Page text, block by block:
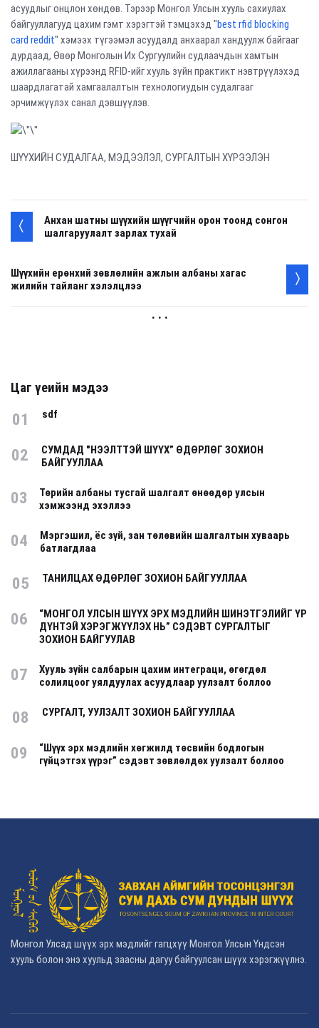
асуудлыг онцлон хөндөв. Тэрээр Монгол Улсын хууль сахиулах
байгууллагууд цахим гэмт хэрэгтэй тэмцэхэд "best rfid blocking
card reddit" хэмээх түгээмэл асуудалд анхаарал хандуулж байгааг
дурдаад, Өвөр Монголын Их Сургуулийн судлаачдын хамтын
ажиллагааны хүрээнд RFID-ийг хууль зүйн практикт нэвтрүүлэхэд
шаардлагатай хамгаалалтын технологиудын судалгааг
эрчимжүүлэх санал дэвшүүлэв.
ШҮҮХИЙН СУДАЛГАА, МЭДЭЭЛЭЛ, СУРГАЛТЫН ХҮРЭЭЛЭН
Анхан шатны шүүхийн шүүгчийн орон тоонд сонгон
шалгаруулалт зарлах тухай
Шүүхийн ерөнхий зөвлөлийн ажлын албаны хагас
жилийн тайланг хэлэлцлээ
. . .
Цаг үеийн мэдээ
01 sdf
02
СУМДАД "НЭЭЛТТЭЙ ШҮҮХ” ӨДӨРЛӨГ ЗОХИОН
БАЙГУУЛЛАА
03
Төрийн албаны тусгай шалгалт өнөөдөр улсын
хэмжээнд эхэллээ
04
Мэргэшил, ёс зүй, зан төлөвийн шалгалтын хуваарь
батлагдлаа
05 ТАНИЛЦАХ ӨДӨРЛӨГ ЗОХИОН БАЙГУУЛЛАА
06
“МОНГОЛ УЛСЫН ШҮҮХ ЭРХ МЭДЛИЙН ШИНЭТГЭЛИЙГ ҮР
ДҮНТЭЙ ХЭРЭГЖҮҮЛЭХ НЬ” СЭДЭВТ СУРГАЛТЫГ
ЗОХИОН БАЙГУУЛАВ
07
Хууль зүйн салбарын цахим интеграци, өгөгдөл
солилцоог уялдуулах асуудлаар уулзалт боллоо
08 СУРГАЛТ, УУЛЗАЛТ ЗОХИОН БАЙГУУЛЛАА
09
“Шүүх эрх мэдлийн хөгжилд төсвийн бодлогын
гүйцэтгэх үүрэг” сэдэвт зөвлөлдөх уулзалт боллоо
Монгол Улсад шүүх эрх мэдлийг гагцхүү Монгол Улсын Үндсэн
хууль болон энэ хуульд заасны дагуу байгуулсан шүүх хэрэгжүүлнэ.